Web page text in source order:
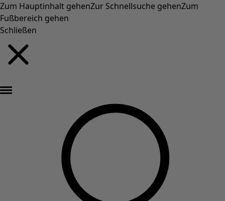
Zum Hauptinhalt gehenZur Schnellsuche gehenZum
Fußbereich gehen
Schließen